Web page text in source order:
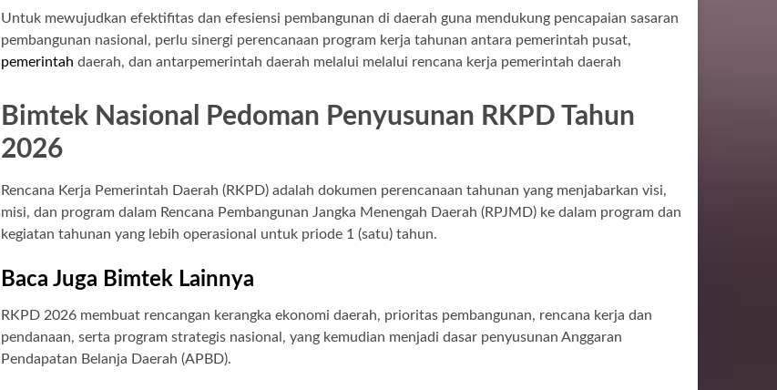
Untuk mewujudkan efektifitas dan efesiensi pembangunan di daerah guna mendukung pencapaian sasaran
pembangunan nasional, perlu sinergi perencanaan program kerja tahunan antara pemerintah pusat,
pemerintah daerah, dan antarpemerintah daerah melalui melalui rencana kerja pemerintah daerah
Bimtek Nasional Pedoman Penyusunan RKPD Tahun
2026
Rencana Kerja Pemerintah Daerah (RKPD) adalah dokumen perencanaan tahunan yang menjabarkan visi,
misi, dan program dalam Rencana Pembangunan Jangka Menengah Daerah (RPJMD) ke dalam program dan
kegiatan tahunan yang lebih operasional untuk priode 1 (satu) tahun.
Baca Juga Bimtek Lainnya
RKPD 2026 membuat rencangan kerangka ekonomi daerah, prioritas pembangunan, rencana kerja dan
pendanaan, serta program strategis nasional, yang kemudian menjadi dasar penyusunan Anggaran
Pendapatan Belanja Daerah (APBD).